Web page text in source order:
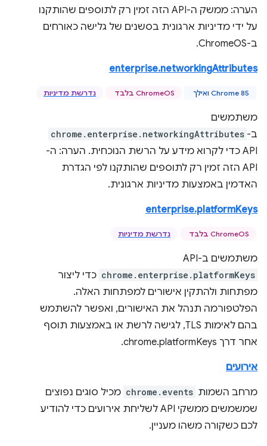
הערה: ממשק ה-API הזה זמין רק לתוספים שהותקנו
על ידי מדיניות ארגונית בסשנים של גלישה כאורחים
ב-ChromeOS.
enterprise.networkingAttributes
Chrome 85 ואילך ChromeOS בלבד נדרשת מדיניות
משתמשים
ב- chrome.enterprise.networkingAttributes
API כדי לקרוא מידע על הרשת הנוכחית. הערה: ה-
API הזה זמין רק לתוספים שהותקנו לפי הגדרת
האדמין באמצעות מדיניות ארגונית.
enterprise.platformKeys
‫ChromeOS בלבד נדרשת מדיניות
משתמשים ב-API‏
chrome.enterprise.platformKeys כדי ליצור
מפתחות ולהתקין אישורים למפתחות האלה.
הפלטפורמה תנהל את האישורים, ואפשר להשתמש
בהם לאימות TLS, לגישה לרשת או באמצעות תוסף
אחר דרך chrome.platformKeys.
אירועים
מרחב השמות chrome.events מכיל סוגים נפוצים
שמשמשים ממשקי API לשליחת אירועים כדי להודיע
לכם כשקורה משהו מעניין.